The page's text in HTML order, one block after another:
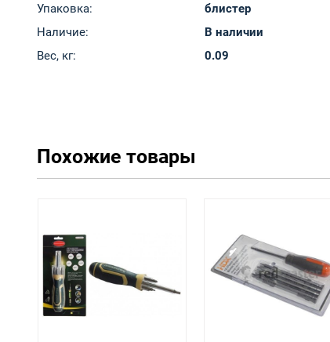
Упаковка:
блистер
Наличие:
В наличии
Вес, кг:
0.09
Похожие товары